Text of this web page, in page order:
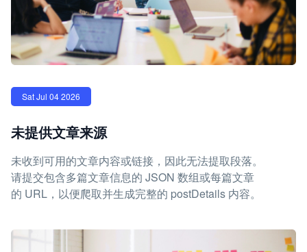
Sat Jul 04 2026
未提供文章来源
未收到可用的文章内容或链接，因此无法提取段落。
请提交包含多篇文章信息的 JSON 数组或每篇文章
的 URL，以便爬取并生成完整的 postDetails 内容。